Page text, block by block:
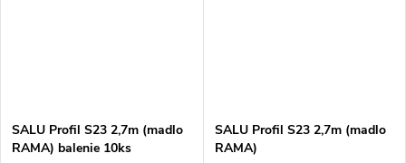
SALU Profil S23 2,7m (madlo
RAMA) balenie 10ks
SALU Profil S23 2,7m (madlo
RAMA)